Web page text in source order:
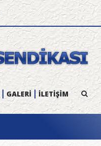
GALERİ İLETİŞİM